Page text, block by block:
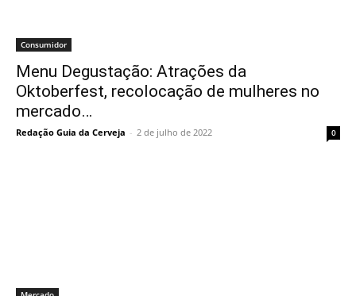
Consumidor
Menu Degustação: Atrações da
Oktoberfest, recolocação de mulheres no
mercado…
Redação Guia da Cerveja - 2 de julho de 2022 0